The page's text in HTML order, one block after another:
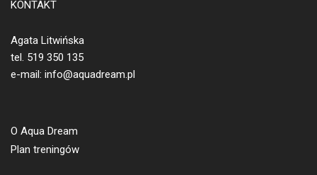
KONTAKT
Agata Litwińska
tel. 519 350 135
e-mail: info@aquadream.pl
O Aqua Dream
Plan treningów